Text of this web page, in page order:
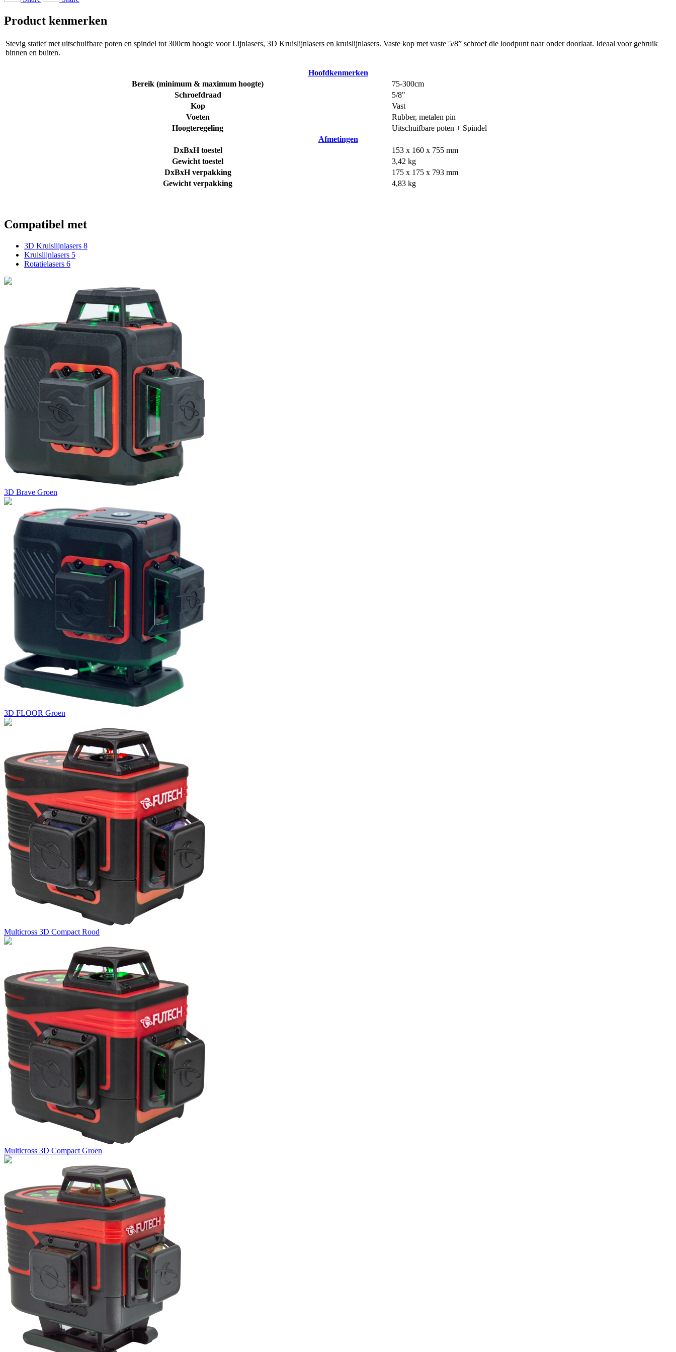
Product kenmerken
Stevig statief met uitschuifbare poten en spindel tot 300cm hoogte voor Lijnlasers, 3D Kruislijnlasers en kruislijnlasers. Vaste kop met vaste 5/8” schroef die loodpunt naar onder doorlaat. Ideaal voor gebruik
binnen en buiten.
Hoofdkenmerken
Bereik (minimum & maximum hoogte)
75-300cm
Schroefdraad
5/8"
Kop
Vast
Voeten
Rubber, metalen pin
Hoogteregeling
Uitschuifbare poten + Spindel
Afmetingen
DxBxH toestel
153 x 160 x 755 mm
Gewicht toestel
3,42 kg
DxBxH verpakking
175 x 175 x 793 mm
Gewicht verpakking
4,83 kg
Compatibel met
3D Kruislijnlasers 8
Kruislijnlasers 5
Rotatielasers 6
3D Brave Groen
3D FLOOR Groen
Multicross 3D Compact Rood
Multicross 3D Compact Groen